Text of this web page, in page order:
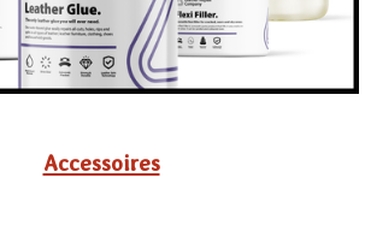
Accessoires